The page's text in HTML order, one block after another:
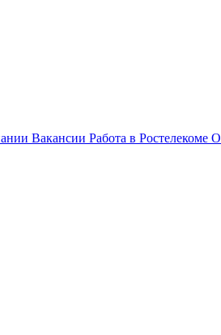
Вакансии Работа в Ростелекоме